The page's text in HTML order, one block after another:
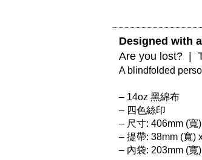
Designed with
Are you lost?  |
A blindfolded
– 14oz 黑綿布
– 四色絲印
– 尺寸: 406mm (寬
– 提帶: 38mm (寬)